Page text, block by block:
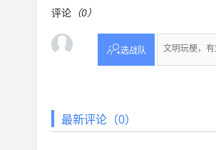
评论 （0）
选战队
最新评论（0）